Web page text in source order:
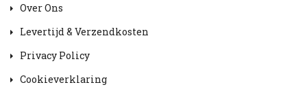
Over Ons
Levertijd & Verzendkosten
Privacy Policy
Cookieverklaring